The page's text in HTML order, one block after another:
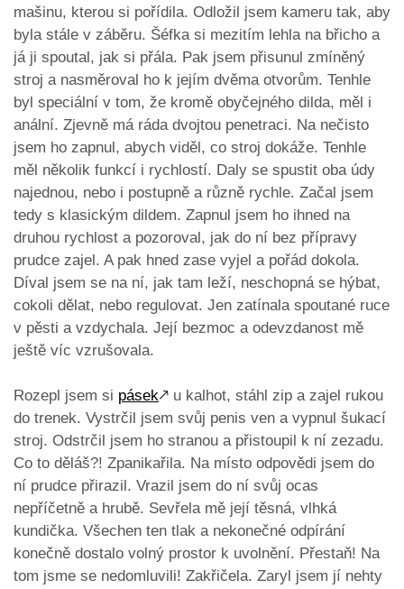
mašinu, kterou si pořídila. Odložil jsem kameru tak, aby
byla stále v záběru. Šéfka si mezitím lehla na břicho a
já ji spoutal, jak si přála. Pak jsem přisunul zmíněný
stroj a nasměroval ho k jejím dvěma otvorům. Tenhle
byl speciální v tom, že kromě obyčejného dilda, měl i
anální. Zjevně má ráda dvojtou penetraci. Na nečisto
jsem ho zapnul, abych viděl, co stroj dokáže. Tenhle
měl několik funkcí i rychlostí. Daly se spustit oba údy
najednou, nebo i postupně a různě rychle. Začal jsem
tedy s klasickým dildem. Zapnul jsem ho ihned na
druhou rychlost a pozoroval, jak do ní bez přípravy
prudce zajel. A pak hned zase vyjel a pořád dokola.
Díval jsem se na ní, jak tam leží, neschopná se hýbat,
cokoli dělat, nebo regulovat. Jen zatínala spoutané ruce
v pěsti a vzdychala. Její bezmoc a odevzdanost mě
ještě víc vzrušovala.
Rozepl jsem si pásek🡕 u kalhot, stáhl zip a zajel rukou
do trenek. Vystrčil jsem svůj penis ven a vypnul šukací
stroj. Odstrčil jsem ho stranou a přistoupil k ní zezadu.
Co to děláš?! Zpanikařila. Na místo odpovědi jsem do
ní prudce přirazil. Vrazil jsem do ní svůj ocas
nepříčetně a hrubě. Sevřela mě její těsná, vlhká
kundička. Všechen ten tlak a nekonečné odpírání
konečně dostalo volný prostor k uvolnění. Přestaň! Na
tom jsme se nedomluvili! Zakřičela. Zaryl jsem jí nehty